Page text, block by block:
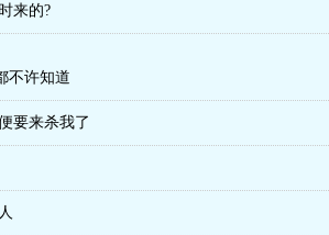
来的?
不许知道
要来杀我了